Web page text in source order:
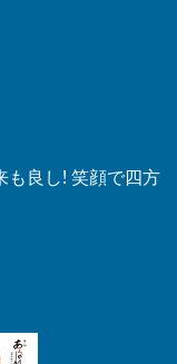
も良し! 笑顔で四方